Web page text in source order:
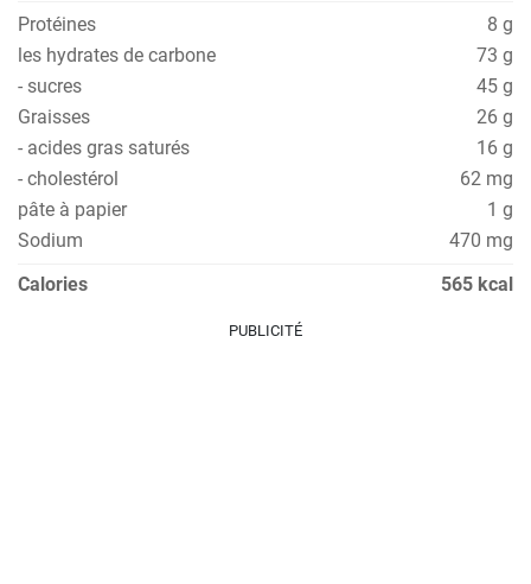
Protéines
8 g
les hydrates de carbone
73 g
- sucres
45 g
Graisses
26 g
- acides gras saturés
16 g
- cholestérol
62 mg
pâte à papier
1 g
Sodium
470 mg
Calories
565 kcal
PUBLICITÉ